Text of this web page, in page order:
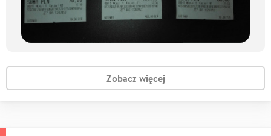
Zobacz więcej